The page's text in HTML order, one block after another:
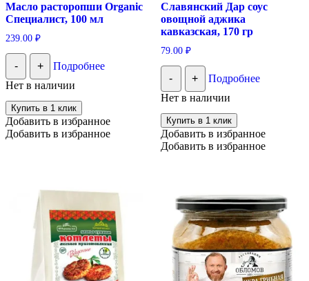
Масло расторопши Organic
Специалист, 100 мл
239.00 ₽
- +
Подробнее
Нет в наличии
Купить в 1 клик
Добавить в избранное
Добавить в избранное
Славянский Дар соус
овощной аджика
кавказская, 170 гр
79.00 ₽
- +
Подробнее
Нет в наличии
Купить в 1 клик
Добавить в избранное
Добавить в избранное